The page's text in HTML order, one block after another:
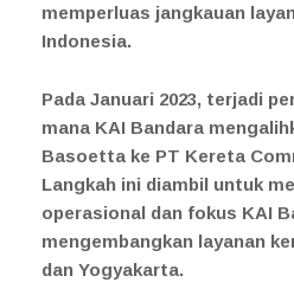
memperluas jangkauan
Indonesia.
Pada Januari 2023, terjadi
mana KAI Bandara
Basoetta ke PT Kereta
Langkah ini diambil untuk
operasional dan fokus KAI
mengembangkan layanan
dan Yogyakarta.